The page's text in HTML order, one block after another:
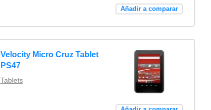
Añadir a comparar
Velocity Micro Cruz Tablet
PS47
Tablets